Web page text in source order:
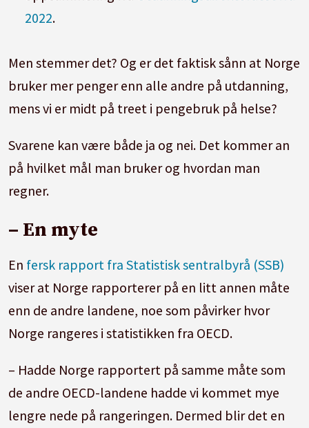
2022.
Men stemmer det? Og er det faktisk sånn at Norge
bruker mer penger enn alle andre på utdanning,
mens vi er midt på treet i pengebruk på helse?
Svarene kan være både ja og nei. Det kommer an
på hvilket mål man bruker og hvordan man
regner.
– En myte
En fersk rapport fra Statistisk sentralbyrå (SSB)
viser at Norge rapporterer på en litt annen måte
enn de andre landene, noe som påvirker hvor
Norge rangeres i statistikken fra OECD.
– Hadde Norge rapportert på samme måte som
de andre OECD-landene hadde vi kommet mye
lengre nede på rangeringen. Dermed blir det en